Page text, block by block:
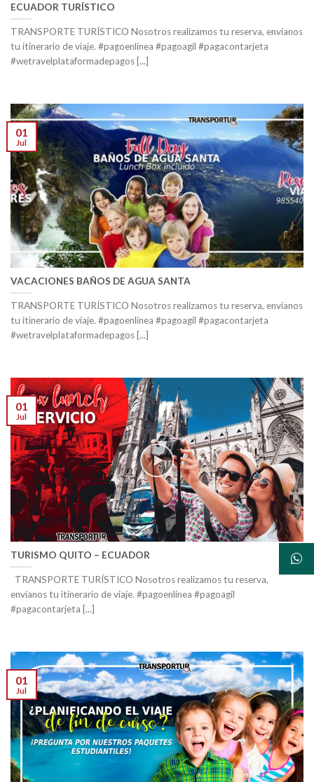
ECUADOR TURÍSTICO
TRANSPORTE TURÍSTICO Nosotros realizamos tu reserva, envíanos
tu itinerario de viaje. #pagoenlinea #pagoagil #pagacontarjeta
#wetravelplataformadepagos [...]
VACACIONES BAÑOS DE AGUA SANTA
TRANSPORTE TURÍSTICO Nosotros realizamos tu reserva, envíanos
tu itinerario de viaje. #pagoenlinea #pagoagil #pagacontarjeta
#wetravelplataformadepagos [...]
01
Jul
TURISMO QUITO – ECUADOR
TRANSPORTE TURÍSTICO Nosotros realizamos tu reserva,
envíanos tu itinerario de viaje. #pagoenlinea #pagoagil
#pagacontarjeta [...]
01
Jul
01
Jul